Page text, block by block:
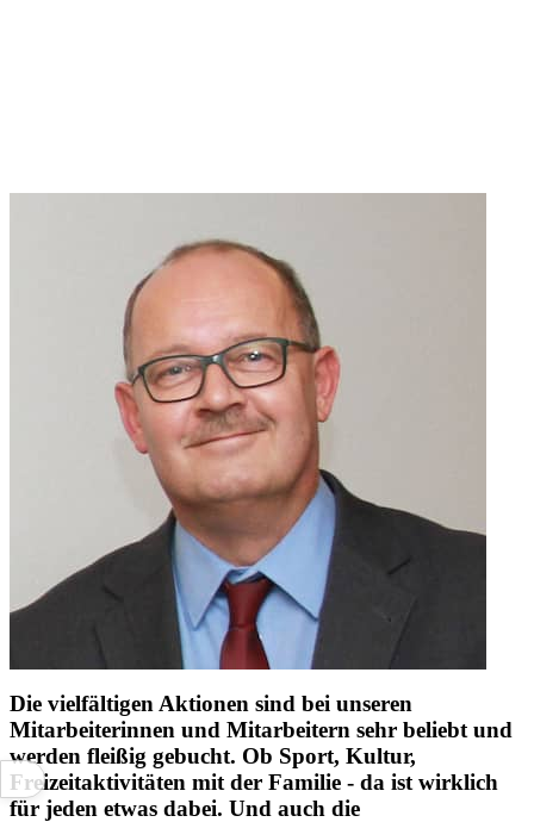
Die vielfältigen Aktionen sind bei unseren
Mitarbeiterinnen und Mitarbeitern sehr beliebt und
werden fleißig gebucht. Ob Sport, Kultur,
Freizeitaktivitäten mit der Familie - da ist wirklich
für jeden etwas dabei. Und auch die